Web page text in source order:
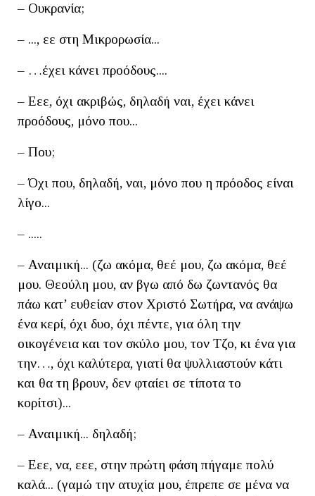
– Ουκρανία;
– ..., εε στη Μικρορωσία...
– …έχει κάνει προόδους....
– Εεε, όχι ακριβώς, δηλαδή ναι, έχει κάνει
προόδους, μόνο που...
– Που;
– Όχι που, δηλαδή, ναι, μόνο που η πρόοδος είναι
λίγο...
– .....
– Αναιμική... (ζω ακόμα, θεέ μου, ζω ακόμα, θεέ
μου. Θεούλη μου, αν βγω από δω ζωντανός θα
πάω κατ’ ευθείαν στον Χριστό Σωτήρα, να ανάψω
ένα κερί, όχι δυο, όχι πέντε, για όλη την
οικογένεια και τον σκύλο μου, τον Τζο, κι ένα για
την…, όχι καλύτερα, γιατί θα ψυλλιαστούν κάτι
και θα τη βρουν, δεν φταίει σε τίποτα το
κορίτσι)...
– Αναιμική... δηλαδή;
– Εεε, να, εεε, στην πρώτη φάση πήγαμε πολύ
καλά... (γαμώ την ατυχία μου, έπρεπε σε μένα να